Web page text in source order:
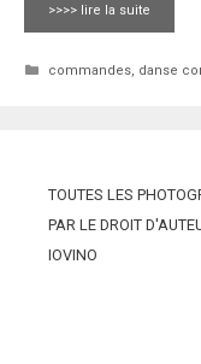
>>>> lire la suite
Catégories
commandes, danse
TOUTES LES
PAR LE DROIT
IOVINO